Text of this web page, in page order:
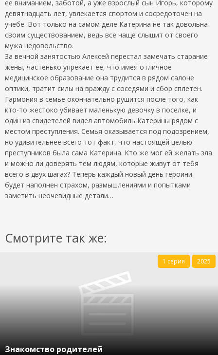
ее вниманием, заботой, а уже взрослый сын Игорь, которому
девятнадцать лет, увлекается спортом и сосредоточен на
учебе. Вот только на самом деле Катерина не так довольна
своим существованием, ведь все чаще слышит от своего
мужа недовольство.
За вечной занятостью Алексей перестал замечать старание
жены, частенько упрекает ее, что имея отличное
медицинское образование она трудится в рядом салоне
оптики, тратит силы на вражду с соседями и сбор сплетен.
Гармония в семье окончательно рушится после того, как
кто-то жестоко убивает маленькую девочку в поселке, и
один из свидетелей видел автомобиль Катерины рядом с
местом преступления. Семья оказывается под подозрением,
но удивительнее всего тот факт, что настоящей целью
преступников была сама Катерина. Кто же мог ей желать зла
и можно ли доверять тем людям, которые живут от тебя
всего в двух шагах? Теперь каждый новый день героини
будет наполнен страхом, размышлениями и попытками
заметить неочевидные детали…
Смотрите так же:
Знакомство родителей
1 серия 2025